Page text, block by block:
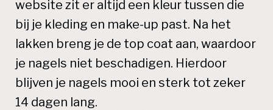
website zit er altijd een kleur tussen die
bij je kleding en make-up past. Na het
lakken breng je de top coat aan, waardoor
je nagels niet beschadigen. Hierdoor
blijven je nagels mooi en sterk tot zeker
14 dagen lang.